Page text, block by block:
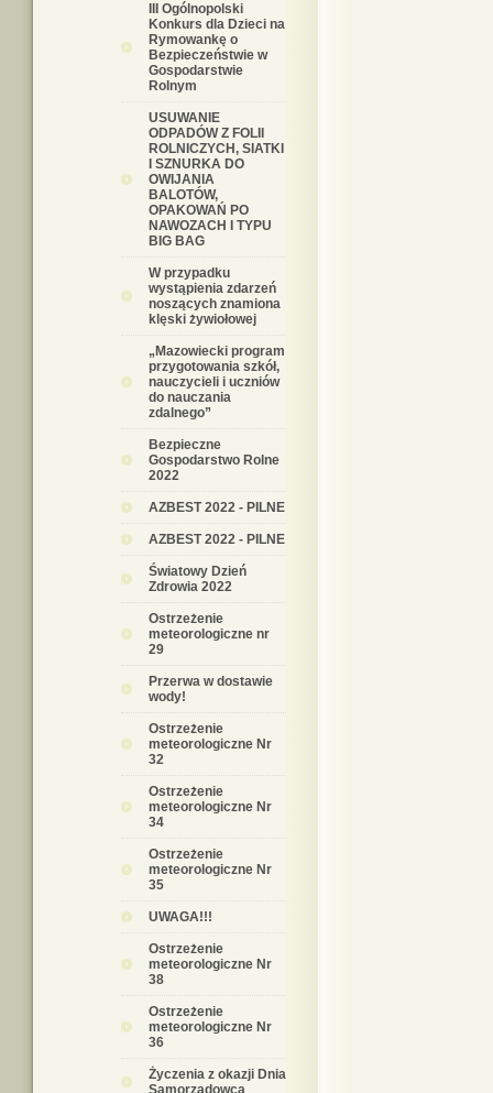
III Ogólnopolski
Konkurs dla Dzieci na
Rymowankę o
Bezpieczeństwie w
Gospodarstwie
Rolnym
USUWANIE
ODPADÓW Z FOLII
ROLNICZYCH, SIATKI
I SZNURKA DO
OWIJANIA
BALOTÓW,
OPAKOWAŃ PO
NAWOZACH I TYPU
BIG BAG
W przypadku
wystąpienia zdarzeń
noszących znamiona
klęski żywiołowej
„Mazowiecki program
przygotowania szkół,
nauczycieli i uczniów
do nauczania
zdalnego”
Bezpieczne
Gospodarstwo Rolne
2022
AZBEST 2022 - PILNE
AZBEST 2022 - PILNE
Światowy Dzień
Zdrowia 2022
Ostrzeżenie
meteorologiczne nr
29
Przerwa w dostawie
wody!
Ostrzeżenie
meteorologiczne Nr
32
Ostrzeżenie
meteorologiczne Nr
34
Ostrzeżenie
meteorologiczne Nr
35
UWAGA!!!
Ostrzeżenie
meteorologiczne Nr
38
Ostrzeżenie
meteorologiczne Nr
36
Życzenia z okazji Dnia
Samorządowca